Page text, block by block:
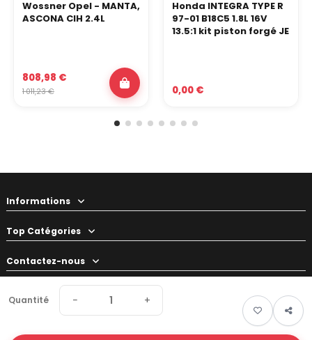
Quantité − +
Wossner Opel - MANTA,
ASCONA CIH 2.4L
808,98 €
1 011,23 €
Honda INTEGRA TYPE R
97-01 B18C5 1.8L 16V
13.5:1 kit piston forgé JE
0,00 €
Informations
Top Catégories
Contactez-nous
Votre préparateur